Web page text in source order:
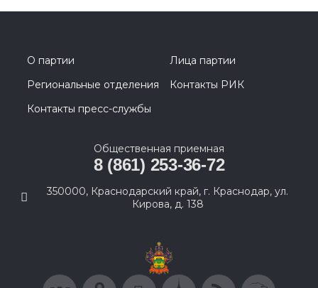
О партии
Лица партии
Региональные отделения
Контакты РИК
Контакты пресс-службы
Общественная приемная
8 (861) 253-36-72
350000, Краснодарский край, г. Краснодар, ул.
Кирова, д. 138